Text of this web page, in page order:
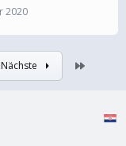
2020
Nächste